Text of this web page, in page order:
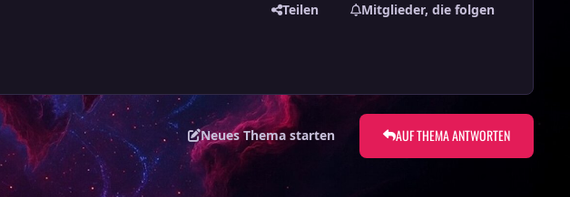
Teilen Mitglieder, die folgen
Neues Thema starten AUF THEMA ANTWORTEN